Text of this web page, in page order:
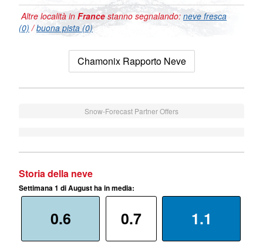
Altre località in France stanno segnalando: neve fresca
(0) /buona pista (0)
Chamonix Rapporto Neve
Snow-Forecast Partner Offers
Storia della neve
Settimana 1 di August ha in media:
0.6 0.7 1.1